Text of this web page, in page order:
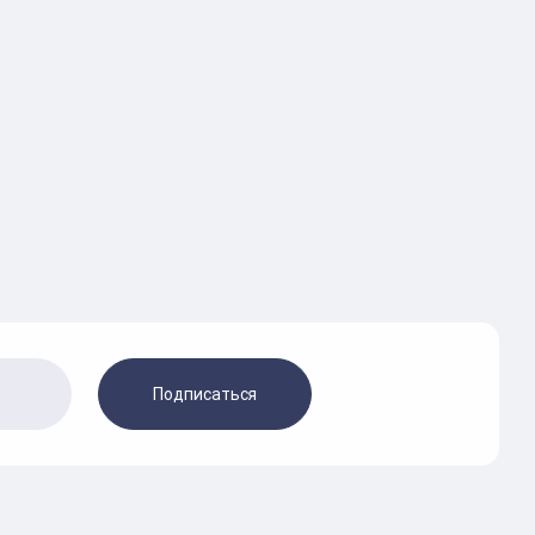
Подписаться